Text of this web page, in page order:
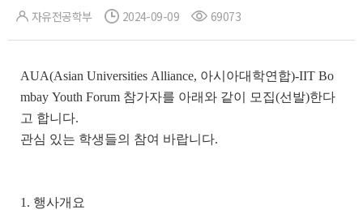
자유전공학부 2024-09-09 69073
AUA(Asian Universities Alliance, 아시아대학연합)-IIT Bo
mbay Youth Forum 참가자를 아래와 같이 모집(선발)한다
고 합니다.
관심 있는 학생들의 참여 바랍니다.
1. 행사개요